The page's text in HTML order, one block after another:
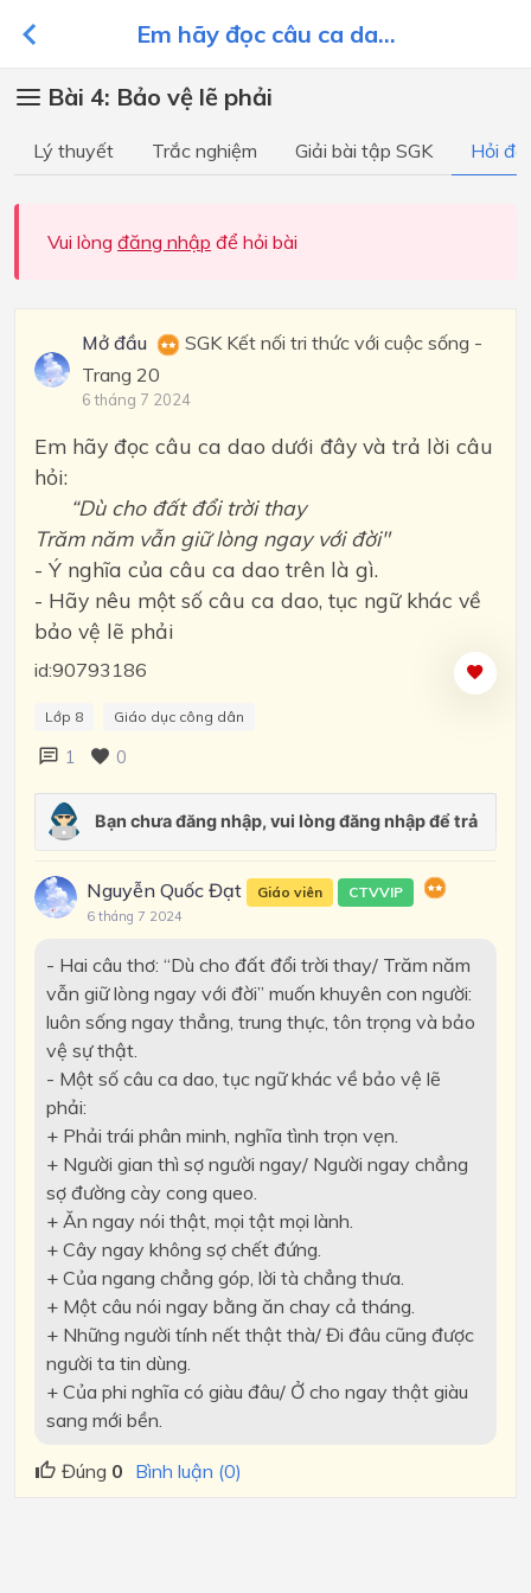
Em hãy đọc câu ca da...
Bài 4: Bảo vệ lẽ phải
Lý thuyết Trắc nghiệm Giải bài tập SGK Hỏi
Vui lòng đăng nhập để hỏi bài
Mở đầu
SGK Kết nối tri thức với cuộc sống -
Trang 20
6 tháng 7 2024
Em hãy đọc câu ca dao dưới đây và trả lời câu
hỏi:
“Dù cho đất đổi trời thay
Trăm năm vẫn giữ lòng ngay với đời"
- Ý nghĩa của câu ca dao trên là gì.
- Hãy nêu một số câu ca dao, tục ngữ khác về
bảo vệ lẽ phải
id:90793186
Lớp 8 Giáo dục công dân
1 0
Nguyễn Quốc Đạt Giáo viên CTVVIP
6 tháng 7 2024
- Hai câu thơ: “Dù cho đất đổi trời thay/ Trăm năm
vẫn giữ lòng ngay với đời” muốn khuyên con người:
luôn sống ngay thẳng, trung thực, tôn trọng và bảo
vệ sự thật.
- Một số câu ca dao, tục ngữ khác về bảo vệ lẽ
phải:
+ Phải trái phân minh, nghĩa tình trọn vẹn.
+ Người gian thì sợ người ngay/ Người ngay chẳng
sợ đường cày cong queo.
+ Ăn ngay nói thật, mọi tật mọi lành.
+ Cây ngay không sợ chết đứng.
+ Của ngang chẳng góp, lời tà chẳng thưa.
+ Một câu nói ngay bằng ăn chay cả tháng.
+ Những người tính nết thật thà/ Đi đâu cũng được
người ta tin dùng.
+ Của phi nghĩa có giàu đâu/ Ở cho ngay thật giàu
sang mới bền.
Đúng 0 Bình luận (0)